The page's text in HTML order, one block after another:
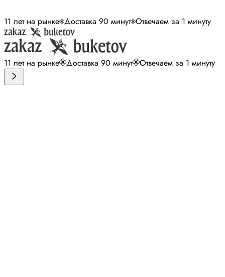
11 лет на рынке Доставка 90 минут Отвечаем за 1 минуту
11 лет на рынке Доставка 90 минут Отвечаем за 1 минуту